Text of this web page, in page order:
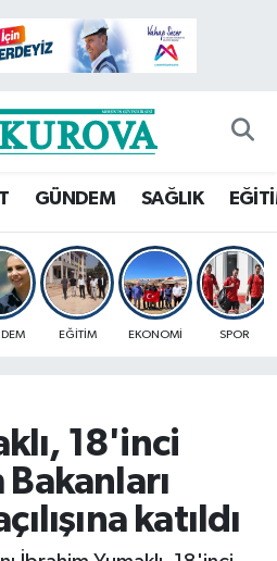
GÜNDEM SAĞLIK
EĞİTİM EKONOMİ SPOR
18'inci
Bakanları
katıldı
Haritası
ve Fikstür